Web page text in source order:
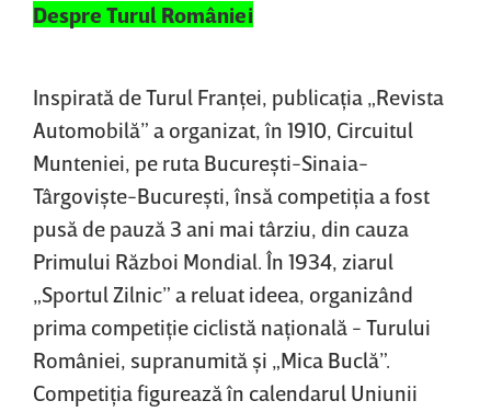
Despre Turul României
Inspirată de Turul Franţei, publicaţia „Revista
Automobilă” a organizat, în 1910, Circuitul
Munteniei, pe ruta Bucureşti-Sinaia-
Târgovişte-Bucureşti, însă competiţia a fost
pusă de pauză 3 ani mai târziu, din cauza
Primului Război Mondial. În 1934, ziarul
„Sportul Zilnic” a reluat ideea, organizând
prima competiţie ciclistă naţională - Turului
României, supranumită şi „Mica Buclă”.
Competiţia figurează în calendarul Uniunii